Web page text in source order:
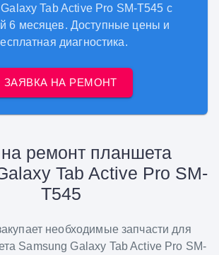
Tab Active Pro SM-T545 с
6 месяцев. Доступные цены и
диагностика.
ЗАЯВКА НА РЕМОНТ
ремонт планшета
Tab Active Pro SM-
T545
необходимые запчасти для
Samsung Galaxy Tab Active Pro SM-